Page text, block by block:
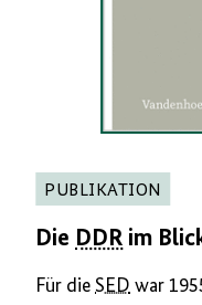
PUBLIKATION
Die DDR im
Für dieSED war